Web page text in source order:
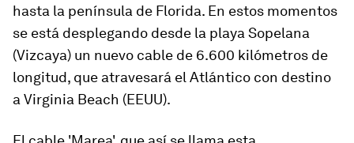
hasta la península de Florida. En estos momentos
se está desplegando desde la playa Sopelana
(Vizcaya) un nuevo cable de 6.600 kilómetros de
longitud, que atravesará el Atlántico con destino
a Virginia Beach (EEUU).